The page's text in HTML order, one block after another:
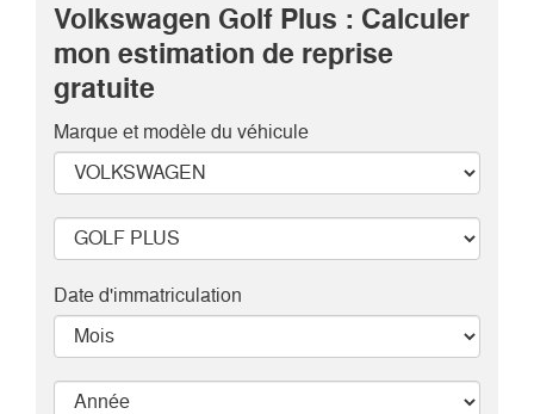
Volkswagen Golf Plus : Calculer
mon estimation de reprise
gratuite
Marque et modèle du véhicule
Date d'immatriculation